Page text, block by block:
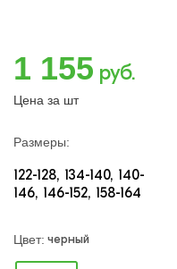
1 155 руб.
Цена за шт
Размеры:
122-128 134-140 140-
146 146-152 158-164
Цвет: черный